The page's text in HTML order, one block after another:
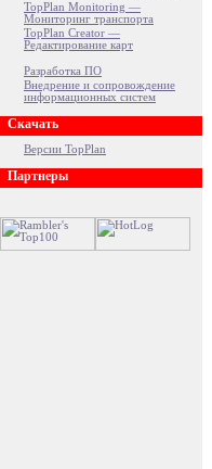
TopPlan Monitoring —
Мониторинг транспорта
TopPlan Creator —
Редактирование карт
Разработка ПО
Внедрение и сопровождение
информационных систем
Скачать
Версии TopPlan
Партнеры